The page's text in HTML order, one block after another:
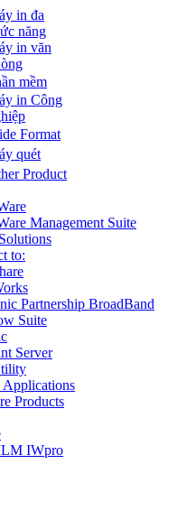
in đa
năng
in văn
mềm
in Công
Format
quét
Product
Management Suite
to:
Partnership BroadBand
Suite
Server
Products
IWpro